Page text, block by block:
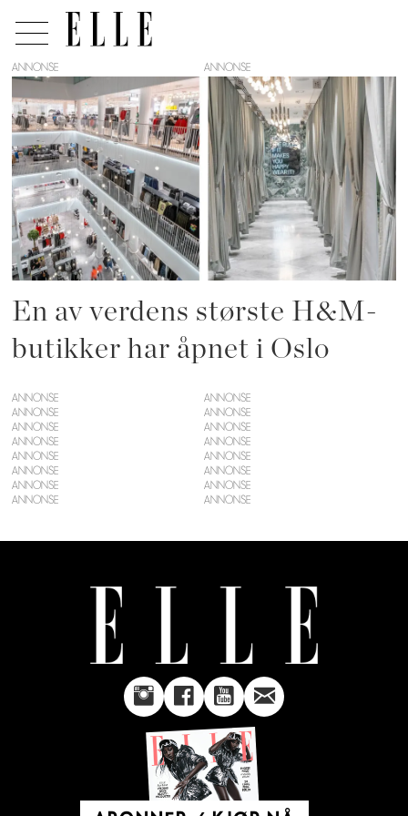
Tag:
hm
oslo
ANNONSE
En av verdens største H&M-
butikker har åpnet i Oslo
ANNONSE
ANNONSE
ANNONSE
ANNONSE
ANNONSE
ANNONSE
ANNONSE
ANNONSE